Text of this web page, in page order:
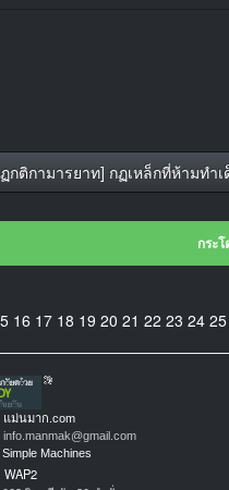
กติกามารยาท] กฏเหล็กที่ห้ามทำ
กระ
16 17 18 19 20 21 22 23 24 25
แม่นมาก.com
Simple Machines
WAP2